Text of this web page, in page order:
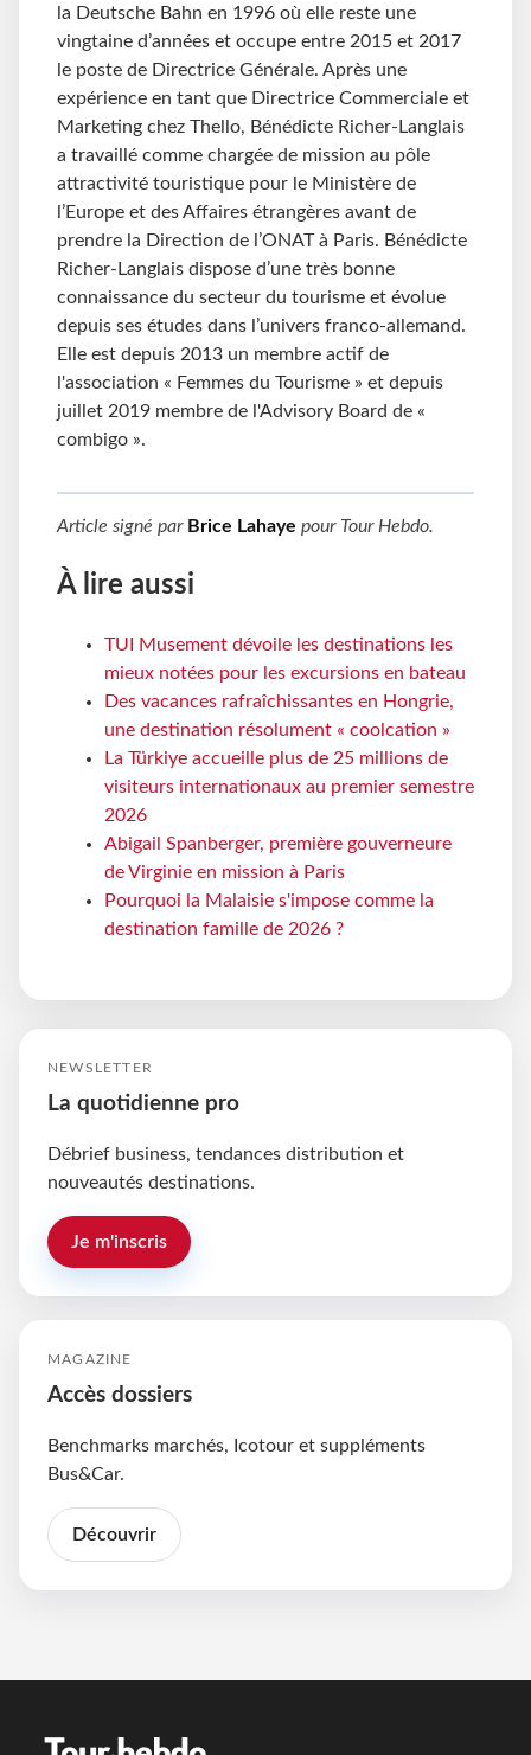
la Deutsche Bahn en 1996 où elle reste une
vingtaine d’années et occupe entre 2015 et 2017
le poste de Directrice Générale. Après une
expérience en tant que Directrice Commerciale et
Marketing chez Thello, Bénédicte Richer-Langlais
a travaillé comme chargée de mission au pôle
attractivité touristique pour le Ministère de
l’Europe et des Affaires étrangères avant de
prendre la Direction de l’ONAT à Paris. Bénédicte
Richer-Langlais dispose d’une très bonne
connaissance du secteur du tourisme et évolue
depuis ses études dans l’univers franco-allemand.
Elle est depuis 2013 un membre actif de
l'association « Femmes du Tourisme » et depuis
juillet 2019 membre de l'Advisory Board de «
combigo ».
Article signé par Brice Lahaye pour Tour Hebdo.
À lire aussi
TUI Musement dévoile les destinations les
mieux notées pour les excursions en bateau
Des vacances rafraîchissantes en Hongrie,
une destination résolument « coolcation »
La Türkiye accueille plus de 25 millions de
visiteurs internationaux au premier semestre
2026
Abigail Spanberger, première gouverneure
de Virginie en mission à Paris
Pourquoi la Malaisie s'impose comme la
destination famille de 2026 ?
NEWSLETTER
La quotidienne pro
Débrief business, tendances distribution et
nouveautés destinations.
Je m'inscris
MAGAZINE
Accès dossiers
Benchmarks marchés, Icotour et suppléments
Bus&Car.
Découvrir